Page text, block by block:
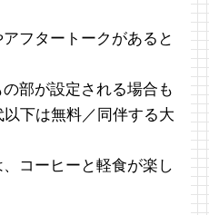
フタートークがあると
部が設定される場合も
下は無料／同伴する大
コーヒーと軽食が楽し